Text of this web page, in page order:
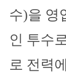
수)을 영
인 투수
로 전력